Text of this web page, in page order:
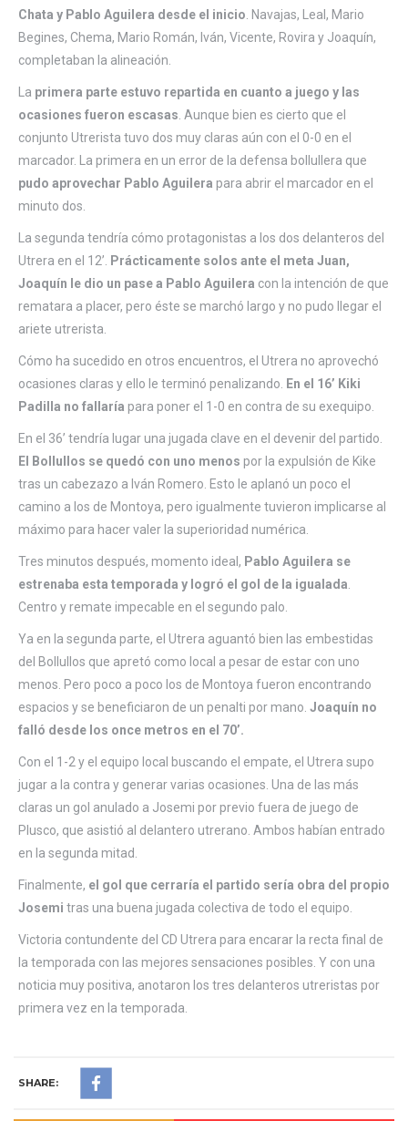
Chata y Pablo Aguilera desde el inicio . Navajas, Leal, Mario
Begines, Chema, Mario Román, Iván, Vicente, Rovira y Joaquín,
completaban la alineación.
La primera parte estuvo repartida en cuanto a juego y las
ocasiones fueron escasas . Aunque bien es cierto que el
conjunto Utrerista tuvo dos muy claras aún con el 0-0 en el
marcador. La primera en un error de la defensa bollullera que
pudo aprovechar Pablo Aguilera para abrir el marcador en el
minuto dos.
La segunda tendría cómo protagonistas a los dos delanteros del
Utrera en el 12’.
Prácticamente solos ante el meta Juan,
Joaquín le dio un pase a Pablo Aguilera con la intención de que
rematara a placer, pero éste se marchó largo y no pudo llegar el
ariete utrerista.
Cómo ha sucedido en otros encuentros, el Utrera no aprovechó
ocasiones claras y ello le terminó penalizando.
En el 16’ Kiki
Padilla no fallaría para poner el 1-0 en contra de su exequipo.
En el 36’ tendría lugar una jugada clave en el devenir del partido.
El Bollullos se quedó con uno menos por la expulsión de Kike
tras un cabezazo a Iván Romero. Esto le aplanó un poco el
camino a los de Montoya, pero igualmente tuvieron implicarse al
máximo para hacer valer la superioridad numérica.
Tres minutos después, momento ideal, Pablo Aguilera se
estrenaba esta temporada y logró el gol de la igualada
Centro y remate impecable en el segundo palo.
Ya en la segunda parte, el Utrera aguantó bien las embestidas
del Bollullos que apretó como local a pesar de estar con uno
menos. Pero poco a poco los de Montoya fueron encontrando
espacios y se beneficiaron de un penalti por mano. Joaquín no
falló desde los once metros en el 70’.
Con el 1-2 y el equipo local buscando el empate, el Utrera supo
jugar a la contra y generar varias ocasiones. Una de las más
claras un gol anulado a Josemi por previo fuera de juego de
Plusco, que asistió al delantero utrerano. Ambos habían entrado
en la segunda mitad.
Finalmente, el gol que cerraría el partido sería obra del propio
Josemi tras una buena jugada colectiva de todo el equipo.
Victoria contundente del CD Utrera para encarar la recta final de
la temporada con las mejores sensaciones posibles. Y con una
noticia muy positiva, anotaron los tres delanteros utreristas por
primera vez en la temporada.
SHARE: